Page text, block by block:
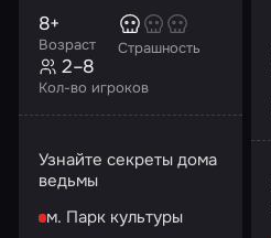
Возраст
8+
Страшность
Кол-во игроков
2–8
Узнайте секреты дома
ведьмы
м. Парк культуры